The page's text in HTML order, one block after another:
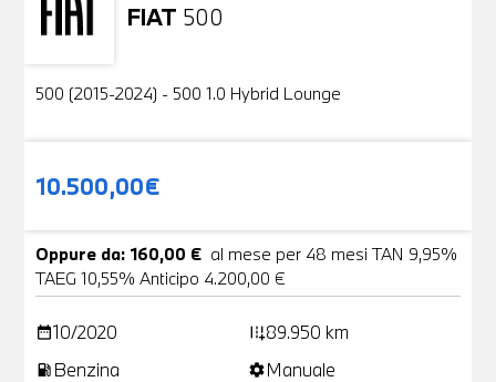
FIAT 500
Usato
500 (2015-2024) - 500 1.0 Hybrid Lounge
10.500,00€
Oppure da: 160,00 € al mese per 48 mesi TAN 9,95%
TAEG 10,55% Anticipo 4.200,00 €
date_range10/2020 add_road89.950 km
local_gas_station Benzina settingsManuale